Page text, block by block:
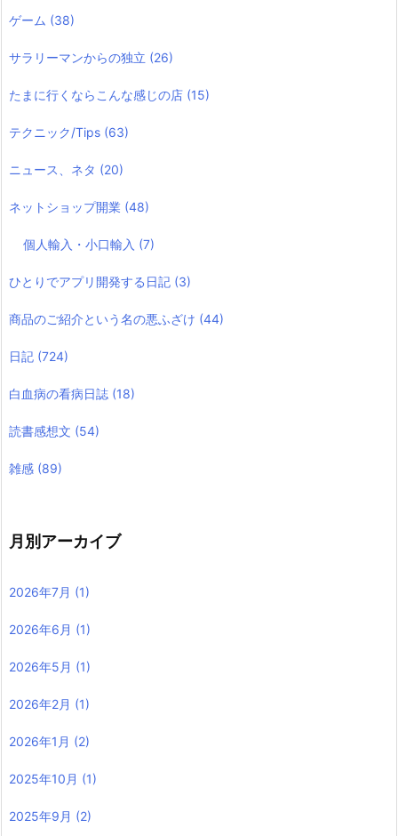
ゲーム (38)
サラリーマンからの独立 (26)
たまに行くならこんな感じの店 (15)
テクニック/Tips (63)
ニュース、ネタ (20)
ネットショップ開業 (48)
個人輸入・小口輸入 (7)
ひとりでアプリ開発する日記 (3)
商品のご紹介という名の悪ふざけ (44)
日記 (724)
白血病の看病日誌 (18)
読書感想文 (54)
雑感 (89)
月別アーカイブ
2026年7月 (1)
2026年6月 (1)
2026年5月 (1)
2026年2月 (1)
2026年1月 (2)
2025年10月 (1)
2025年9月 (2)